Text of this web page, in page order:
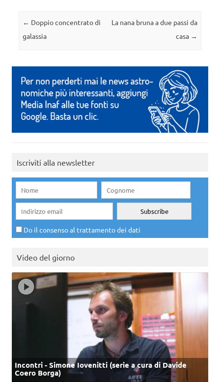
Navigazione articolo
← Doppio concentrato di
galassia
La nana bruna a due passi da
casa →
Iscriviti alla newsletter
Do il consenso al trattamento dei dati
Video del giorno
Incontri - Simone Iovenitti (serie a cura di Davide
Coero Borga)